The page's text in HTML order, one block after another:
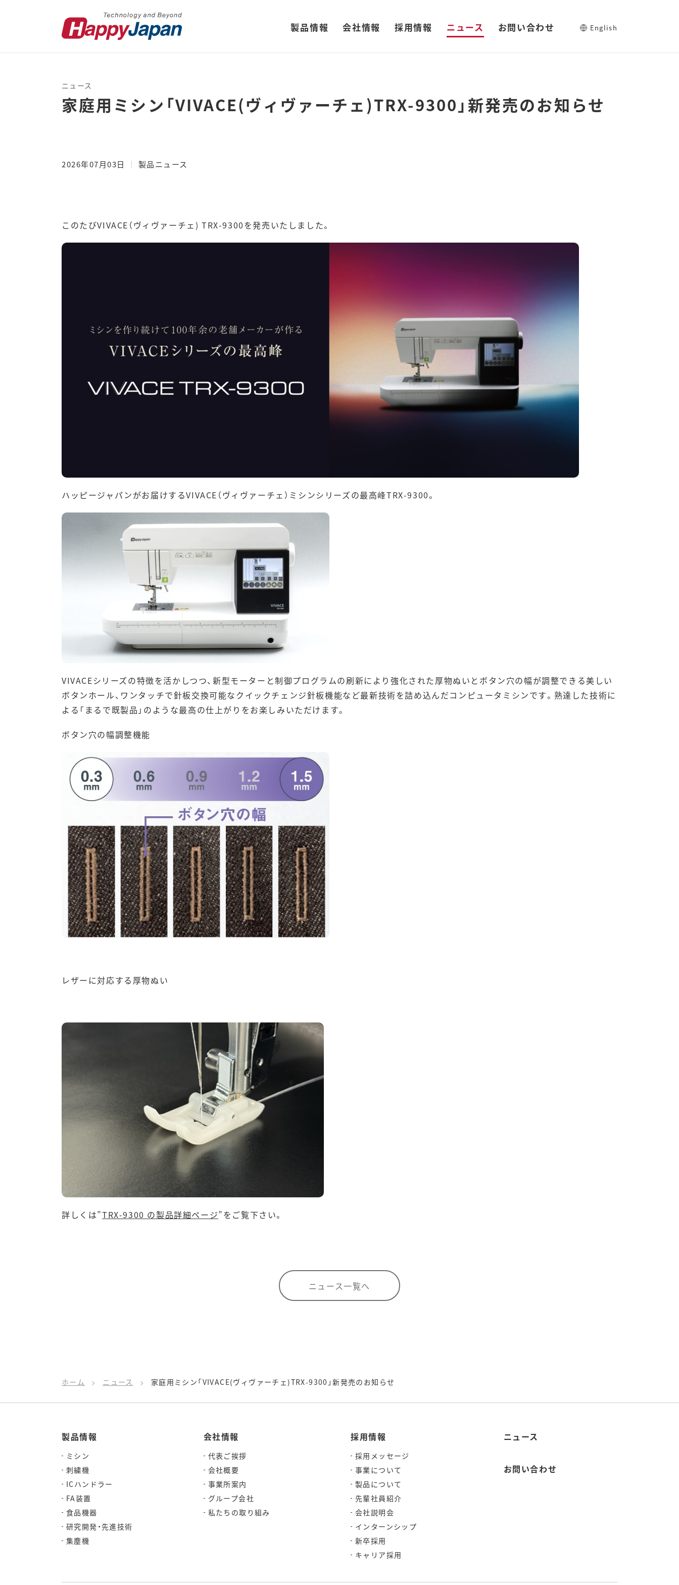
製品情報 会社情報 採用情報 ニュース お問い合わせ English
ニュース
家庭用ミシン「VIVACE(ヴィヴァーチェ)TRX-9300」新発売のお知らせ
2026年07月03日 製品ニュース
このたびVIVACE（ヴィヴァーチェ) TRX-9300を発売いたしました。
ハッピージャパンがお届けするVIVACE （ヴィヴァーチェ）ミシンシリーズの最高峰TRX-9300。
VIVACEシリーズの特徴を活かしつつ、新型モーターと制御プログラムの刷新により強化された厚物ぬいとボタン穴の幅が調整できる美しい
ボタンホール、ワンタッチで針板交換可能なクイックチェンジ針板機能など最新技術を詰め込んだコンピュータミシンです。熟達した技術に
よる「まるで既製品」のような最高の仕上がりをお楽しみいただけます。
ボタン穴の幅調整機能
レザーに対応する厚物ぬい
詳しくは”TRX-9300 の製品詳細ページ”をご覧下さい。
ニュース一覧へ
ホーム ニュース 家庭用ミシン「VIVACE(ヴィヴァーチェ)TRX-9300」新発売のお知らせ
製品情報
ミシン
刺繍機
ICハンドラー
FA装置
食品機器
研究開発・先進技術
集塵機
会社情報
代表ご挨拶
会社概要
事業所案内
グループ会社
私たちの取り組み
採用情報
採用メッセージ
事業について
製品について
先輩社員紹介
会社説明会
インターンシップ
新卒採用
キャリア採用
ニュース
お問い合わせ